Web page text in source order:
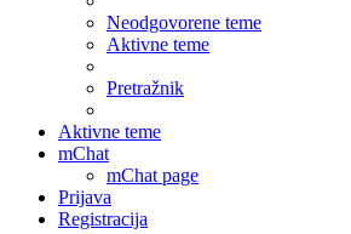
Neodgovorene teme
Aktivne teme
Pretražnik
Aktivne teme
mChat
mChat page
Prijava
Registracija